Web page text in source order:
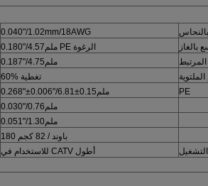
0.040"/1.02mm/18AWG
0.180"/4.57ملم PE الرغوة
بالغاز
0.187"/4.75ملم
المرتبط
60% تغطية
0.268"±0.006"/6.81±0.15ملم
PE
0.030"/0.76ملم
0.051"/1.30ملم
180 باوند / 82 كجم
للاستخدام في CATV أطول